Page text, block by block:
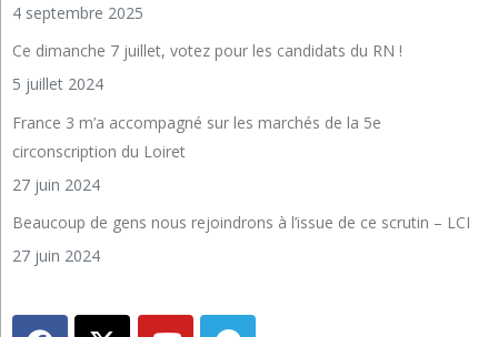
4 septembre 2025
Ce dimanche 7 juillet, votez pour les candidats du RN !
5 juillet 2024
France 3 m’a accompagné sur les marchés de la 5e
circonscription du Loiret
27 juin 2024
Beaucoup de gens nous rejoindrons à l’issue de ce scrutin – LCI
27 juin 2024